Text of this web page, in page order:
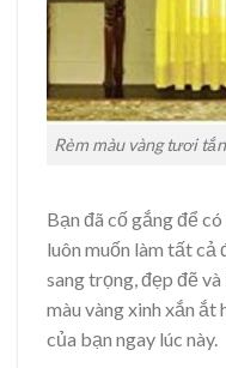
Rèm màu vàng tươi
Bạn đã cố gắng để
luôn muốn làm tất cả
sang trọng, đẹp đẽ
màu vàng xinh xắn ắt
của bạn ngay lúc này.